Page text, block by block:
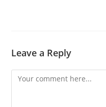
Leave a Reply
Comment